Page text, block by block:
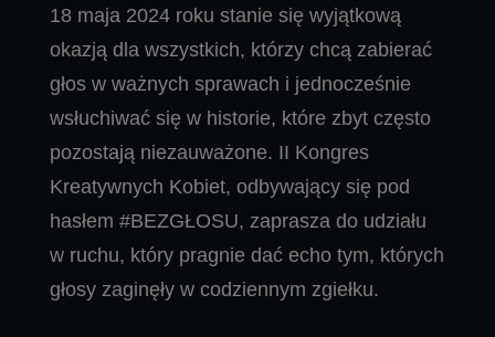
18 maja 2024 roku stanie się wyjątkową
okazją dla wszystkich, którzy chcą zabierać
głos w ważnych sprawach i jednocześnie
wsłuchiwać się w historie, które zbyt często
pozostają niezauważone. II Kongres
Kreatywnych Kobiet, odbywający się pod
hasłem #BEZGŁOSU, zaprasza do udziału
w ruchu, który pragnie dać echo tym, których
głosy zaginęły w codziennym zgiełku.